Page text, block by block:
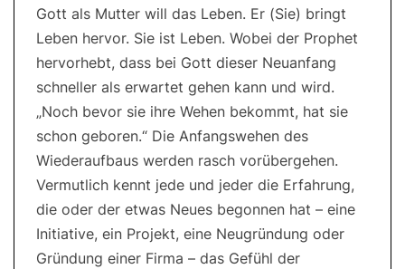
Gott als Mutter will das Leben. Er (Sie) bringt
Leben hervor. Sie ist Leben. Wobei der Prophet
hervorhebt, dass bei Gott dieser Neuanfang
schneller als erwartet gehen kann und wird.
„Noch bevor sie ihre Wehen bekommt, hat sie
schon geboren.“ Die Anfangswehen des
Wiederaufbaus werden rasch vorübergehen.
Vermutlich kennt jede und jeder die Erfahrung,
die oder der etwas Neues begonnen hat – eine
Initiative, ein Projekt, eine Neugründung oder
Gründung einer Firma – das Gefühl der